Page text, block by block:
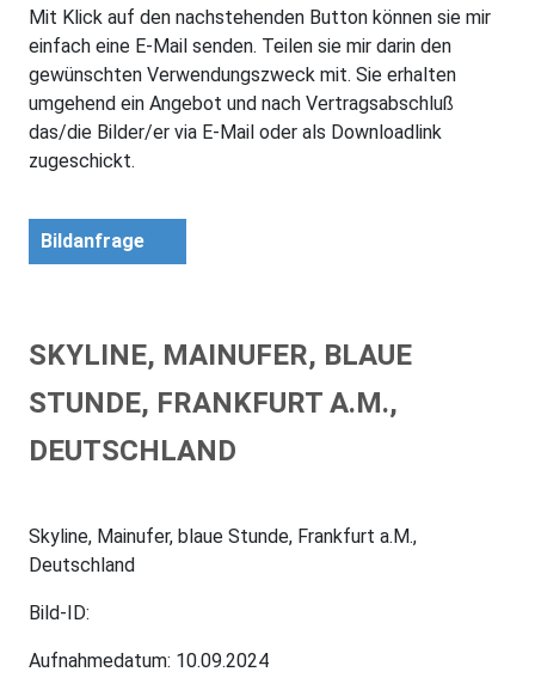
Mit Klick auf den nachstehenden Button können sie mir
einfach eine E-Mail senden. Teilen sie mir darin den
gewünschten Verwendungszweck mit. Sie erhalten
umgehend ein Angebot und nach Vertragsabschluß
das/die Bilder/er via E-Mail oder als Downloadlink
zugeschickt.
Bildanfrage
SKYLINE, MAINUFER, BLAUE
STUNDE, FRANKFURT A.M.,
DEUTSCHLAND
Skyline, Mainufer, blaue Stunde, Frankfurt a.M.,
Deutschland
Bild-ID:
Aufnahmedatum: 10.09.2024